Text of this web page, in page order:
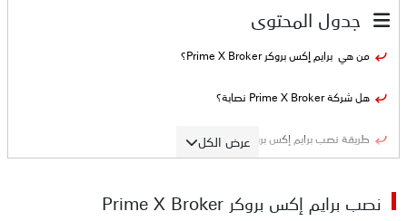
جدول المحتوى
عرض الكل
من هي برايم إكس بروكر Prime X Broker؟
هل شركة Prime X Broker نصابة؟
طريقة نصب برايم إكس بروكر
نصب برايم إكس بروكر Prime X Broker